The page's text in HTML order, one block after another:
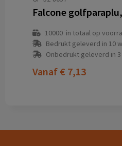
Falcone
10000in totaal op
Bedrukt geleverd in 10
Onbedrukt geleverd in
Vanaf € 7,13